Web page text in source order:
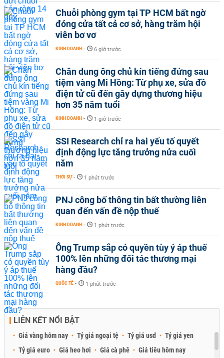
Chuỗi phòng gym tại TP HCM bất ngờ
đóng cửa tất cả cơ sở, hàng trăm hội
viên bơ vơ
KINH DOANH - 6 giờ trước
Chân dung ông chủ kín tiếng đứng sau
tiệm vàng Mi Hồng: Từ phụ xe, sửa đồ
điện tử cũ đến gây dựng thương hiệu
hơn 35 năm tuổi
KINH DOANH - 1 giờ trước
SSI Research chỉ ra hai yếu tố quyết
định động lực tăng trưởng nửa cuối
năm
THỜI SỰ - 1 phút trước
PNJ công bố thông tin bất thường liên
quan đến vấn đề nộp thuế
KINH DOANH - 1 phút trước
Ông Trump sắp có quyền tùy ý áp thuế
100% lên những đối tác thương mại
hàng đầu?
QUỐC TẾ - 1 phút trước
LIÊN KẾT NỔI BẬT
Giá vàng hôm nay Tỷ giá ngoại tệ Tỷ giá usd
Tỷ giá yen
Tỷ giá euro
Giá heo hơi Giá cà phê Giá tiêu hôm nay